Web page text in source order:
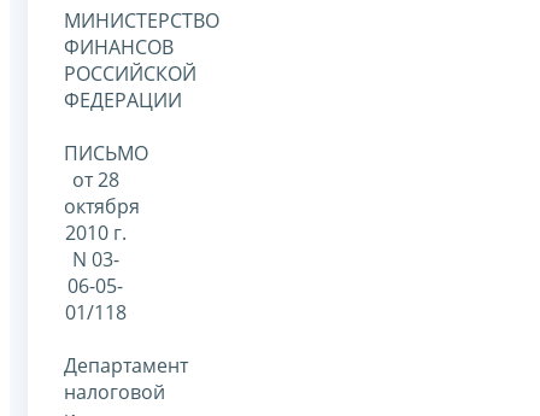
МИНИСТЕРСТВО
ФИНАНСОВ
РОССИЙСКОЙ
ФЕДЕРАЦИИ
ПИСЬМО
от 28
октября
2010 г.
N 03-
06-05-
01/118
Департамент
налоговой